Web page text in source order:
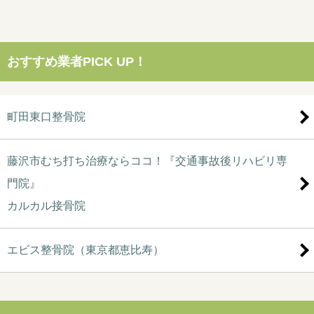
おすすめ業者PICK UP！
町田東口整骨院
藤沢市むち打ち治療ならココ！『交通事故後リハビリ専
門院』
カルカル接骨院
エビス整骨院（東京都恵比寿）